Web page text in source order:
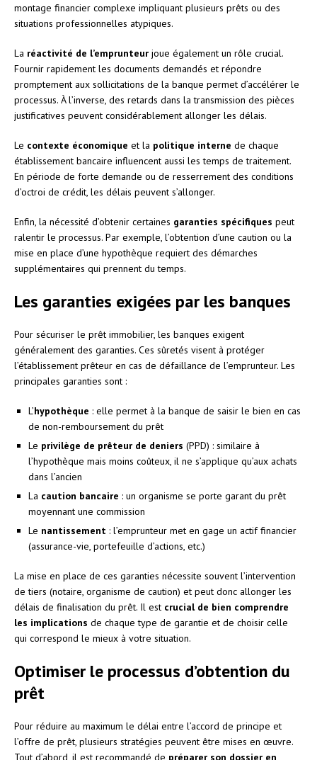
montage financier complexe impliquant plusieurs prêts ou des
situations professionnelles atypiques.
La réactivité de l’emprunteur joue également un rôle crucial.
Fournir rapidement les documents demandés et répondre
promptement aux sollicitations de la banque permet d’accélérer le
processus. À l’inverse, des retards dans la transmission des pièces
justificatives peuvent considérablement allonger les délais.
Le contexte économique et la politique interne de chaque
établissement bancaire influencent aussi les temps de traitement.
En période de forte demande ou de resserrement des conditions
d’octroi de crédit, les délais peuvent s’allonger.
Enfin, la nécessité d’obtenir certaines garanties spécifiques peut
ralentir le processus. Par exemple, l’obtention d’une caution ou la
mise en place d’une hypothèque requiert des démarches
supplémentaires qui prennent du temps.
Les garanties exigées par les banques
Pour sécuriser le prêt immobilier, les banques exigent
généralement des garanties. Ces sûretés visent à protéger
l’établissement prêteur en cas de défaillance de l’emprunteur. Les
principales garanties sont :
L’hypothèque : elle permet à la banque de saisir le bien en cas
de non-remboursement du prêt
Le privilège de prêteur de deniers (PPD) : similaire à
l’hypothèque mais moins coûteux, il ne s’applique qu’aux achats
dans l’ancien
La caution bancaire : un organisme se porte garant du prêt
moyennant une commission
Le nantissement : l’emprunteur met en gage un actif financier
(assurance-vie, portefeuille d’actions, etc.)
La mise en place de ces garanties nécessite souvent l’intervention
de tiers (notaire, organisme de caution) et peut donc allonger les
délais de finalisation du prêt. Il est crucial de bien comprendre
les implications de chaque type de garantie et de choisir celle
qui correspond le mieux à votre situation.
Optimiser le processus d’obtention du
prêt
Pour réduire au maximum le délai entre l’accord de principe et
l’offre de prêt, plusieurs stratégies peuvent être mises en œuvre.
Tout d’abord, il est recommandé de préparer son dossier en